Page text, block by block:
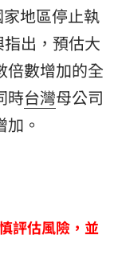
家地區停止執
指出，預估大
倍數增加的全
時台灣母公司
。
評估風險，並